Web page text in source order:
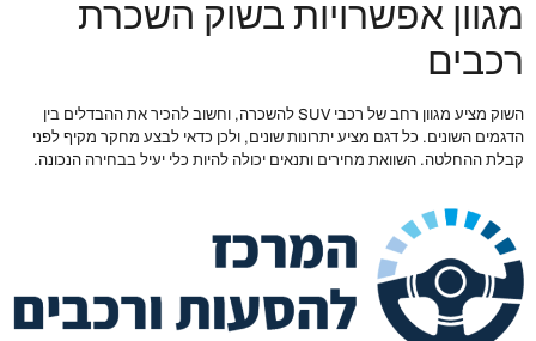
מגוון אפשרויות בשוק השכרת
רכבים
השוק מציע מגוון רחב של רכבי SUV להשכרה, וחשוב להכיר את ההבדלים בין
הדגמים השונים. כל דגם מציע יתרונות שונים, ולכן כדאי לבצע מחקר מקיף לפני
קבלת ההחלטה. השוואת מחירים ותנאים יכולה להיות כלי יעיל בבחירה הנכונה.